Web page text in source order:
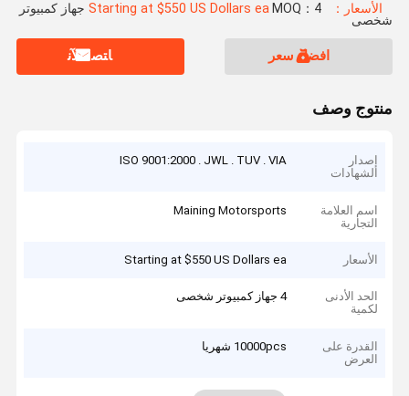
الأسعار：Starting at $550 US Dollars ea MOQ：4 جهاز كمبيوتر
شخصى
افضل سعر ﺎﺘﺼﻟ ﺍﻶﻧ
منتوج وصف
إصدار
الشهادات
ISO 9001:2000 . JWL . TUV . VIA
اسم العلامة
التجارية
Maining Motorsports
الأسعار Starting at $550 US Dollars ea
الحد الأدنى
لكمية
4 جهاز كمبيوتر شخصى
القدرة على
العرض
10000pcs شهريا